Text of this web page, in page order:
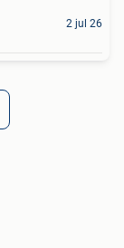
2 jul 26